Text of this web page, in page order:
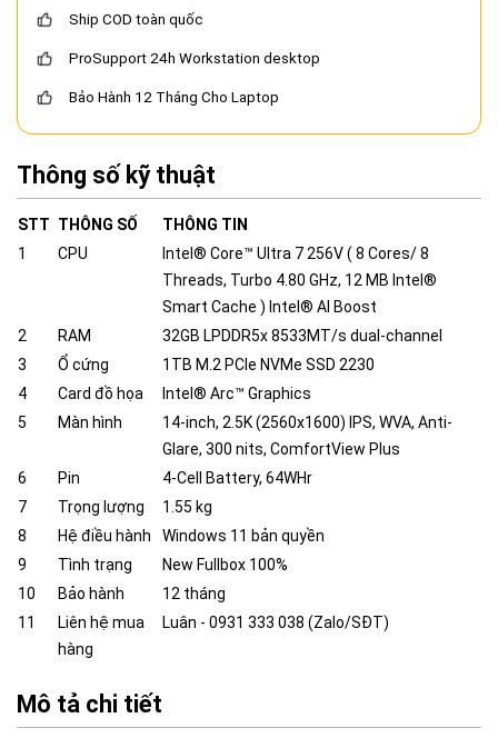
Ship COD toàn quốc
ProSupport 24h Workstation desktop
Bảo Hành 12 Tháng Cho Laptop
Thông số kỹ thuật
STT THÔNG SỐ
THÔNG TIN
1
CPU
Intel® Core™ Ultra 7 256V ( 8 Cores/ 8
Threads, Turbo 4.80 GHz, 12 MB Intel®
Smart Cache ) Intel® AI Boost
2
RAM
32GB LPDDR5x 8533MT/s dual-channel
3
Ổ cứng
1TB M.2 PCIe NVMe SSD 2230
4
Card đồ họa
Intel® Arc™ Graphics
5
Màn hình
14-inch, 2.5K (2560x1600) IPS, WVA, Anti-
Glare, 300 nits, ComfortView Plus
6
Pin
4-Cell Battery, 64WHr
7
Trọng lượng
1.55 kg
8
Hệ điều hành
Windows 11 bản quyền
9
Tình trạng
New Fullbox 100%
10
Bảo hành
12 tháng
11
Liên hệ mua
hàng
Luân - 0931 333 038 (Zalo/SĐT)
Mô tả chi tiết